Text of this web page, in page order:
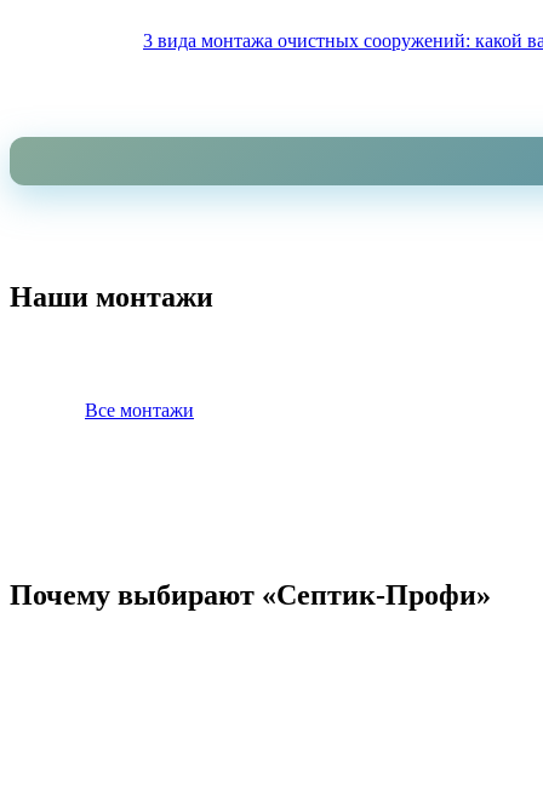
3 вида монтажа очистных сооружений: какой
Наши монтажи
Все монтажи
Почему выбирают «Септик-Профи»